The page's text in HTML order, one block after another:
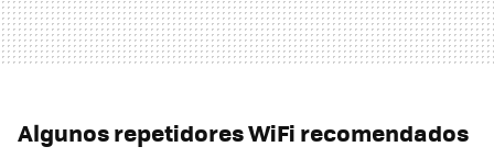
Algunos repetidores WiFi recomendados